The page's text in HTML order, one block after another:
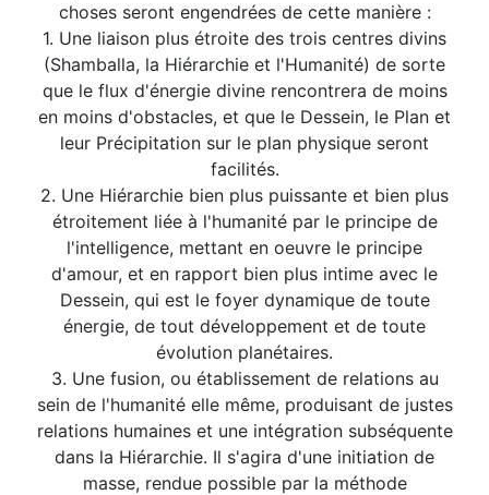
choses seront engendrées de cette manière :
1. Une liaison plus étroite des trois centres divins
(Shamballa, la Hiérarchie et l'Humanité) de sorte
que le flux d'énergie divine rencontrera de moins
en moins d'obstacles, et que le Dessein, le Plan et
leur Précipitation sur le plan physique seront
facilités.
2. Une Hiérarchie bien plus puissante et bien plus
étroitement liée à l'humanité par le principe de
l'intelligence, mettant en oeuvre le principe
d'amour, et en rapport bien plus intime avec le
Dessein, qui est le foyer dynamique de toute
énergie, de tout développement et de toute
évolution planétaires.
3. Une fusion, ou établissement de relations au
sein de l'humanité elle même, produisant de justes
relations humaines et une intégration subséquente
dans la Hiérarchie. Il s'agira d'une initiation de
masse, rendue possible par la méthode